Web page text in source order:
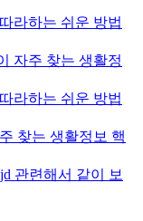
라하는 쉬운 방법
자주 찾는 생활정
라하는 쉬운 방법
찾는 생활정보 핵
관련해서 같이 보